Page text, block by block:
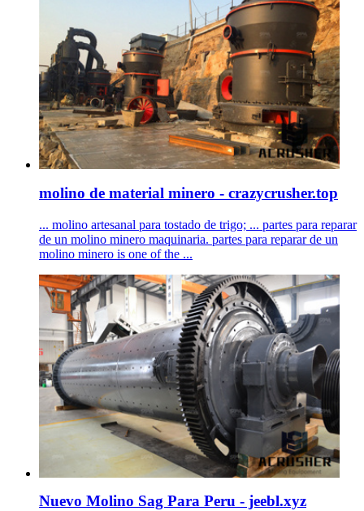
molino de material minero - crazycrusher.top
... molino artesanal para tostado de trigo; ... partes para reparar
de un molino minero maquinaria. partes para reparar de un
molino minero is one of the ...
Nuevo Molino Sag Para Peru - jeebl.xyz